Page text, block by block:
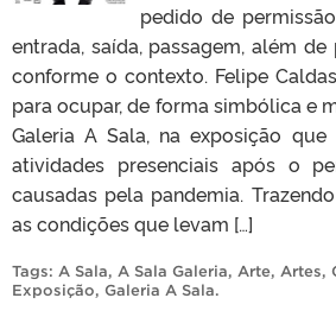
pedido de
entrada, saída, passagem, além
conforme o contexto. Felipe
para ocupar, de forma simbólica e
Galeria A Sala, na exposição
atividades presenciais após o
causadas pela pandemia.
as condições que levam […]
Tags: A Sala, A Sala Galeria, Arte, Artes,
Exposição, Galeria A Sala.